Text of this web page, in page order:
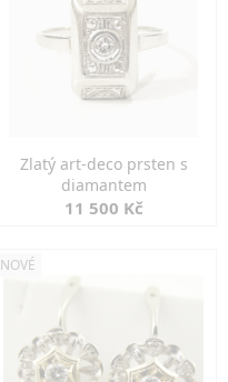
Zlatý art-deco prsten s
diamantem
11 500 Kč
NOVÉ